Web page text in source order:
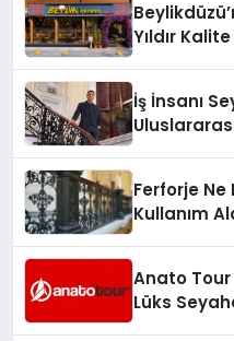
Hayata
Yıldır
İş İnsanı
Ferforje Ne
Kullanım
Anato
Lüks